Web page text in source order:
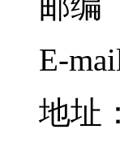
E-
地址